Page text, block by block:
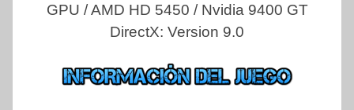
GPU / AMD HD 5450 / Nvidia 9400 GT
DirectX: Version 9.0